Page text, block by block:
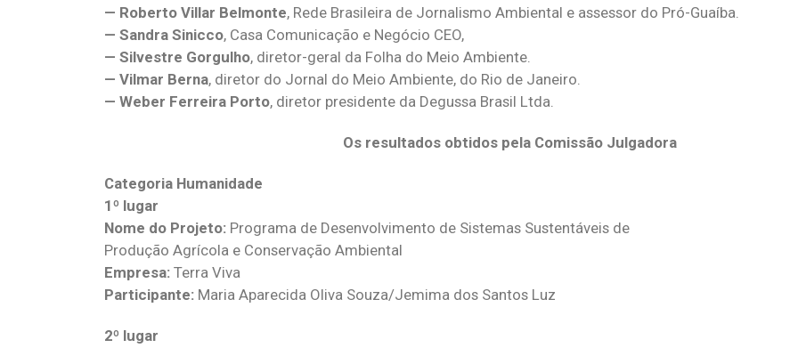
— Roberto Villar Belmonte, Rede Brasileira de Jornalismo Ambiental e assessor do Pró-Guaíba.
— Sandra Sinicco, Casa Comunicação e Negócio CEO,
— Silvestre Gorgulho, diretor-geral da Folha do Meio Ambiente.
— Vilmar Berna, diretor do Jornal do Meio Ambiente, do Rio de Janeiro.
— Weber Ferreira Porto, diretor presidente da Degussa Brasil Ltda.
Os resultados obtidos pela Comissão Julgadora
Categoria Humanidade
1º lugar
Nome do Projeto: Programa de Desenvolvimento de Sistemas Sustentáveis de
Produção Agrícola e Conservação Ambiental
Empresa: Terra Viva
Participante: Maria Aparecida Oliva Souza/Jemima dos Santos Luz
2º lugar